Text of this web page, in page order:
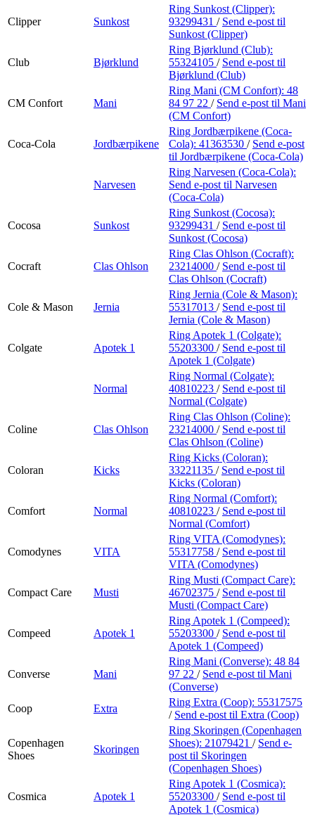
Clipper Sunkost
Ring Sunkost (Clipper):
93299431 / Send e-post til
Sunkost (Clipper)
Club Bjørklund
Ring Bjørklund (Club):
55324105 / Send e-post til
Bjørklund (Club)
CM Confort Mani
Ring Mani (CM Confort): 48
84 97 22 / Send e-post til Mani
(CM Confort)
Coca-Cola Jordbærpikene
Ring Jordbærpikene (Coca-
Cola): 41363530 / Send e-post
til Jordbærpikene (Coca-Cola)
Narvesen
Ring Narvesen (Coca-Cola):
Send e-post til Narvesen
(Coca-Cola)
Cocosa Sunkost
Ring Sunkost (Cocosa):
93299431 / Send e-post til
Sunkost (Cocosa)
Cocraft Clas Ohlson
Ring Clas Ohlson (Cocraft):
23214000 / Send e-post til
Clas Ohlson (Cocraft)
Cole & Mason Jernia
Ring Jernia (Cole & Mason):
55317013 / Send e-post til
Jernia (Cole & Mason)
Colgate Apotek 1
Ring Apotek 1 (Colgate):
55203300 / Send e-post til
Apotek 1 (Colgate)
Normal
Ring Normal (Colgate):
40810223 / Send e-post til
Normal (Colgate)
Coline Clas Ohlson
Ring Clas Ohlson (Coline):
23214000 / Send e-post til
Clas Ohlson (Coline)
Coloran Kicks
Ring Kicks (Coloran):
33221135 / Send e-post til
Kicks (Coloran)
Comfort Normal
Ring Normal (Comfort):
40810223 / Send e-post til
Normal (Comfort)
Comodynes VITA
Ring VITA (Comodynes):
55317758 / Send e-post til
VITA (Comodynes)
Compact Care Musti
Ring Musti (Compact Care):
46702375 / Send e-post til
Musti (Compact Care)
Compeed Apotek 1
Ring Apotek 1 (Compeed):
55203300 / Send e-post til
Apotek 1 (Compeed)
Converse Mani
Ring Mani (Converse): 48 84
97 22 / Send e-post til Mani
(Converse)
Coop
Extra
Ring Extra (Coop): 55317575
/ Send e-post til Extra (Coop)
Copenhagen
Shoes
Skoringen
Ring Skoringen (Copenhagen
Shoes): 21079421 / Send e-
post til Skoringen
(Copenhagen Shoes)
Cosmica Apotek 1
Ring Apotek 1 (Cosmica):
55203300 / Send e-post til
Apotek 1 (Cosmica)